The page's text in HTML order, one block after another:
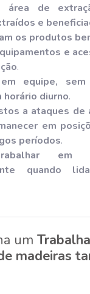
área de
e
os produtos
e
.
em equipe,
horário diurno.
a ataques de
em
períodos.
em
quando
um
madeiras